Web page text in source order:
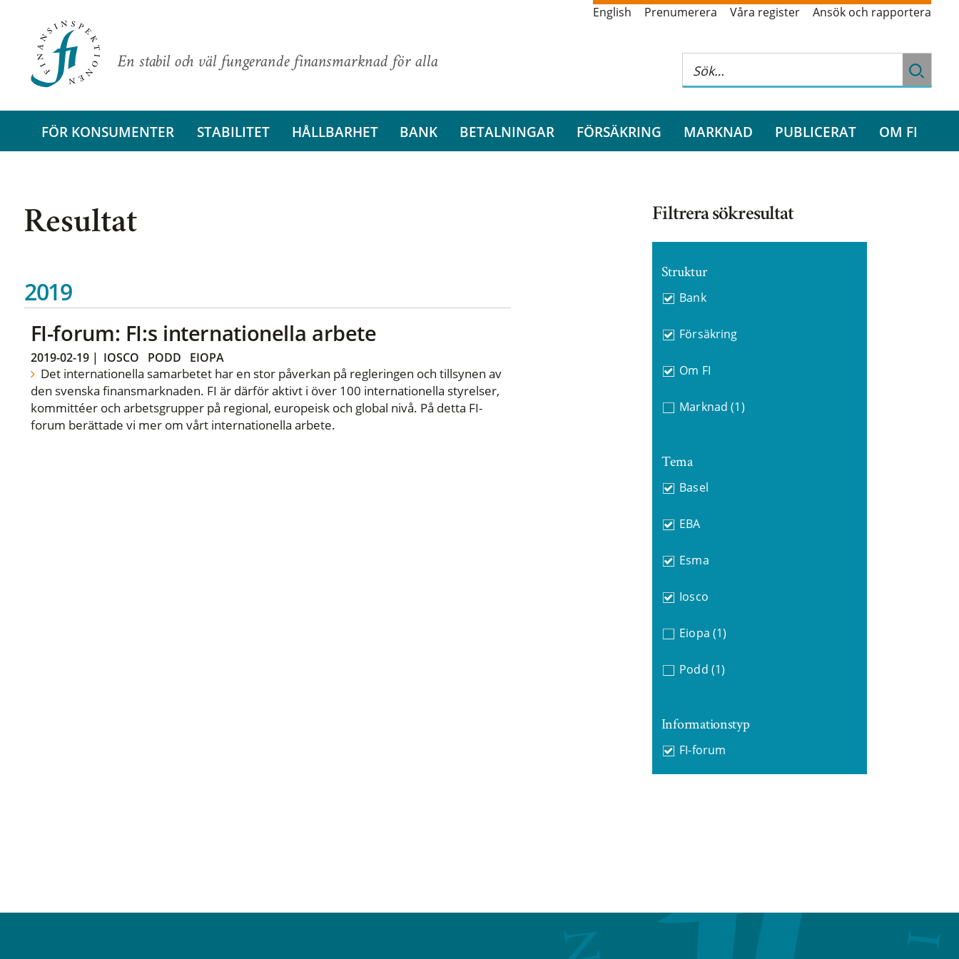
En stabil och väl fungerande finansmarknad för alla
English Prenumerera Våra register Ansök och rapportera
FÖR KONSUMENTER STABILITET HÅLLBARHET BANK BETALNINGAR FÖRSÄKRING MARKNAD PUBLICERAT OM FI
Resultat
2019
FI-forum: FI:s internationella arbete
2019-02-19| IOSCO PODD EIOPA
Det internationella samarbetet har en stor påverkan på regleringen och tillsynen av
den svenska finansmarknaden. FI är därför aktivt i över 100 internationella styrelser,
kommittéer och arbetsgrupper på regional, europeisk och global nivå. På detta FI-
forum berättade vi mer om vårt internationella arbete.
Filtrera sökresultat
Struktur
Bank
Försäkring
Om FI
Marknad (1)
Tema
Basel
EBA
Esma
Iosco
Eiopa (1)
Podd (1)
Informationstyp
FI-forum